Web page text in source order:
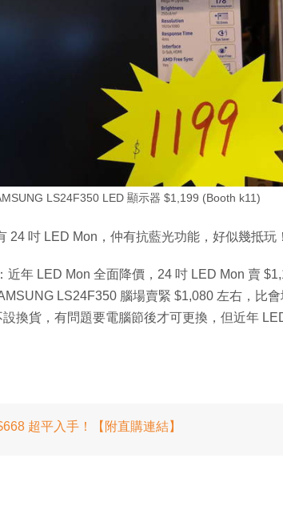
LS24F350 LED 顯示器 $1,199 (Booth k11)
24 吋 LED Mon，仲有抗藍光功能，好似幾抵玩！
近年 LED Mon 全面降價，24 吋 LED Mon 賣
LS24F350 腦場賣緊 $1,080 左右，比
換貨，有問題要電腦節後才可更換，但近年
超平入手！【附直購連結】